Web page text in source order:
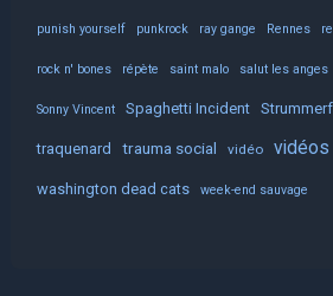
punish yourself punkrock ray gange Rennes
rock n' bones répète saint malo salut les anges
Sonny Vincent Spaghetti Incident
traquenard trauma social vidéo vidéos
washington dead cats week-end sauvage